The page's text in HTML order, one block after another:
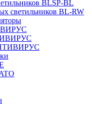
BLSP-BL
светильников BL-RW